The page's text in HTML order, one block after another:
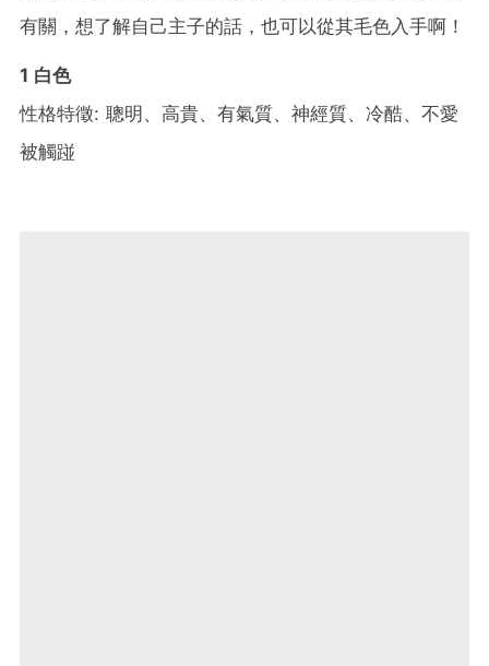
有關，想了解自己主子的話，也可以從其毛色入手啊！
1 白色
性格特徵: 聰明、高貴、有氣質、神經質、冷酷、不愛
被觸踫